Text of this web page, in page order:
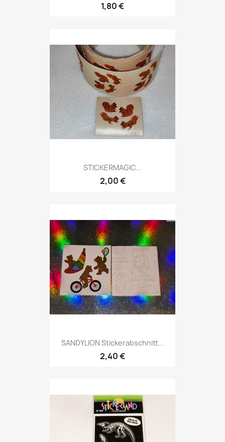
1,80 €
STICKERMAGIC...
2,00 €
SANDYLION Stickerabschnitt...
2,40 €